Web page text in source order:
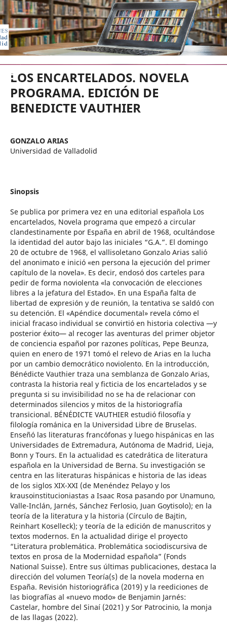
EDICIONES UNIVERSIDAD DE
LOS ENCARTELADOS. NOVELA
PROGRAMA. EDICIÓN DE
BENEDICTE VAUTHIER
GONZALO ARIAS
Universidad de Valladolid
Sinopsis
Se publica por primera vez en una editorial española Los
encartelados, Novela programa que empezó a circular
clandestinamente por España en abril de 1968, ocultándose
la identidad del autor bajo las iniciales “G.A.”. El domingo
20 de octubre de 1968, el vallisoletano Gonzalo Arias salió
del anonimato e inició «en persona la ejecución del primer
capítulo de la novela». Es decir, endosó dos carteles para
pedir de forma noviolenta «la convocación de elecciones
libres a la jefatura del Estado». En una España falta de
libertad de expresión y de reunión, la tentativa se saldó con
su detención. El «Apéndice documental» revela cómo el
inicial fracaso individual se convirtió en historia colectiva —y
posterior éxito— al recoger las aventuras del primer objetor
de conciencia español por razones políticas, Pepe Beunza,
quien en enero de 1971 tomó el relevo de Arias en la lucha
por un cambio democrático noviolento. En la introducción,
Bénédicte Vauthier traza una semblanza de Gonzalo Arias,
contrasta la historia real y ficticia de los encartelados y se
pregunta si su invisibilidad no se ha de relacionar con
determinados silencios y mitos de la historiografía
transicional. BÉNÉDICTE VAUTHIER estudió filosofía y
filología románica en la Universidad Libre de Bruselas.
Enseñó las literaturas francófonas y luego hispánicas en las
Universidades de Extremadura, Autónoma de Madrid, Lieja,
Bonn y Tours. En la actualidad es catedrática de literatura
española en la Universidad de Berna. Su investigación se
centra en las literaturas hispánicas e historia de las ideas
de los siglos XIX-XXI (de Menéndez Pelayo y los
krausoinstitucioniastas a Isaac Rosa pasando por Unamuno,
Valle-Inclán, Jarnés, Sánchez Ferlosio, Juan Goytisolo); en la
teoría de la literatura y la historia (Círculo de Bajtin,
Reinhart Koselleck); y teoría de la edición de manuscritos y
textos modernos. En la actualidad dirige el proyecto
“Literatura problemática. Problemática sociodiscursiva de
textos en prosa de la Modernidad española” (Fonds
National Suisse). Entre sus últimas publicaciones, destaca la
dirección del volumen Teoría(s) de la novela moderna en
España. Revisión historiográfica (2019) y la reediciones de
las biografías al «nuevo modo» de Benjamin Jarnés:
Castelar, hombre del Sinaí (2021) y Sor Patrocinio, la monja
de las llagas (2022).